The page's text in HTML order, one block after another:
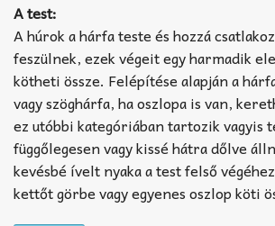
A test:
A húrok a hárfa teste és hozzá
feszülnek, ezek végeit egy harmadik
kötheti össze. Felépítése alapján a
vagy szöghárfa, ha oszlopa is van,
ez utóbbi kategóriában tartozik vagyis
függőlegesen vagy kissé hátra dőlve
kevésbé ívelt nyaka a test felső
kettőt görbe vagy egyenes oszlop köti